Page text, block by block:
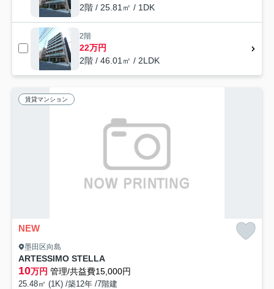
2階 / 25.81㎡ / 1DK
2階
22万円
2階 / 46.01㎡ / 2LDK
賃貸マンション
NEW
墨田区向島
ARTESSIMO STELLA
10万円 管理/共益費15,000円
25.48㎡ (1K) /築12年 /7階建